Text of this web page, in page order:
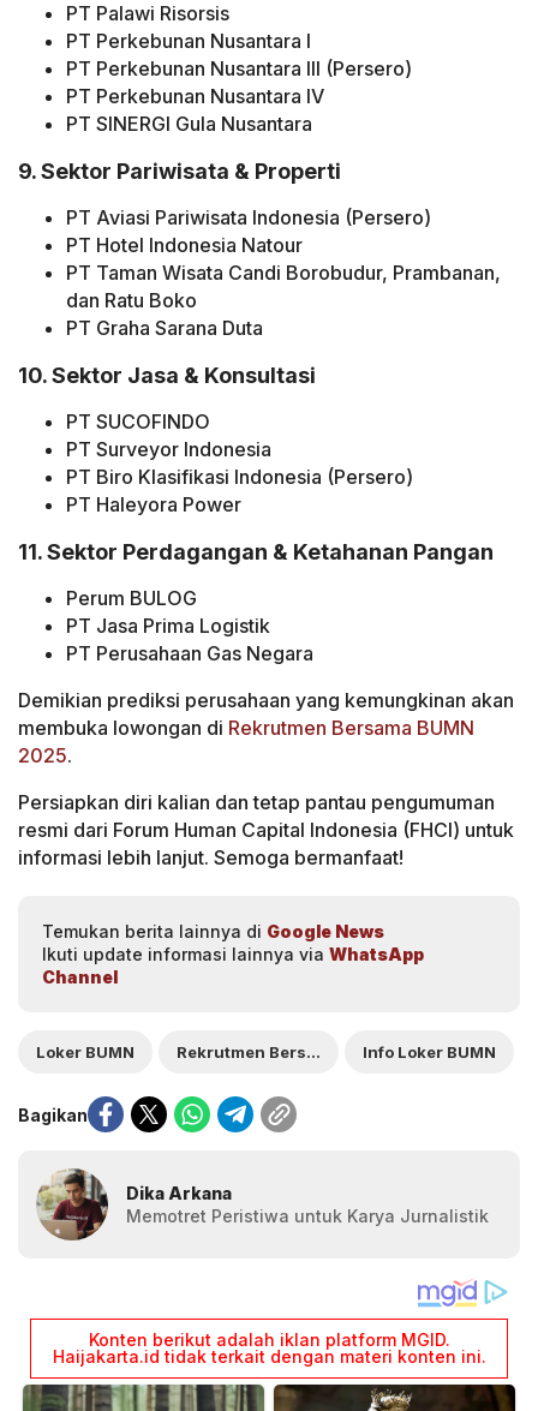
PT Palawi Risorsis
PT Perkebunan Nusantara I
PT Perkebunan Nusantara III (Persero)
PT Perkebunan Nusantara IV
PT SINERGI Gula Nusantara
9. Sektor Pariwisata & Properti
PT Aviasi Pariwisata Indonesia (Persero)
PT Hotel Indonesia Natour
PT Taman Wisata Candi Borobudur, Prambanan,
dan Ratu Boko
PT Graha Sarana Duta
10. Sektor Jasa & Konsultasi
PT SUCOFINDO
PT Surveyor Indonesia
PT Biro Klasifikasi Indonesia (Persero)
PT Haleyora Power
11. Sektor Perdagangan & Ketahanan Pangan
Perum BULOG
PT Jasa Prima Logistik
PT Perusahaan Gas Negara
Demikian prediksi perusahaan yang kemungkinan akan
membuka lowongan di Rekrutmen Bersama BUMN
2025.
Persiapkan diri kalian dan tetap pantau pengumuman
resmi dari Forum Human Capital Indonesia (FHCI) untuk
informasi lebih lanjut. Semoga bermanfaat!
Temukan berita lainnya di Google News
Ikuti update informasi lainnya via WhatsApp
Channel
Loker BUMN Rekrutmen Bersama BUMN 2025 Info Loker BUMN
Bagikan
Dika Arkana
Memotret Peristiwa untuk Karya Jurnalistik